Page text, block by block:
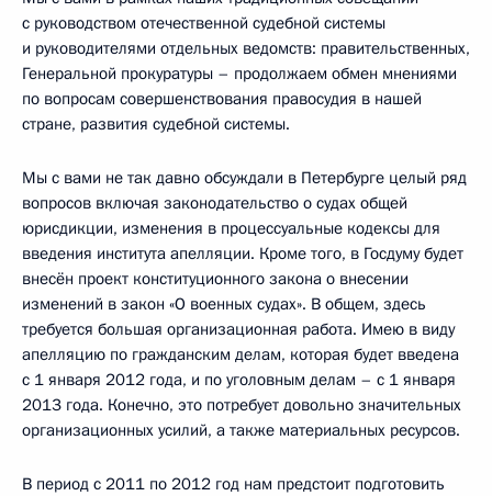
с руководством отечественной судебной системы
и руководителями отдельных ведомств: правительственных,
Генеральной прокуратуры – продолжаем обмен мнениями
по вопросам совершенствования правосудия в нашей
стране, развития судебной системы.
Мы с вами не так давно обсуждали в Петербурге целый ряд
вопросов включая законодательство о судах общей
юрисдикции, изменения в процессуальные кодексы для
введения института апелляции. Кроме того, в Госдуму будет
внесён проект конституционного закона о внесении
изменений в закон «О военных судах». В общем, здесь
требуется большая организационная работа. Имею в виду
апелляцию по гражданским делам, которая будет введена
с 1 января 2012 года, и по уголовным делам – с 1 января
2013 года. Конечно, это потребует довольно значительных
организационных усилий, а также материальных ресурсов.
В период с 2011 по 2012 год нам предстоит подготовить